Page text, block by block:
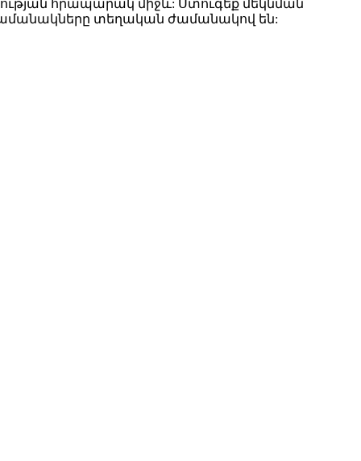
հրապարակ միջև: Ստուգեք մեկնման
տեղական ժամանակով են: